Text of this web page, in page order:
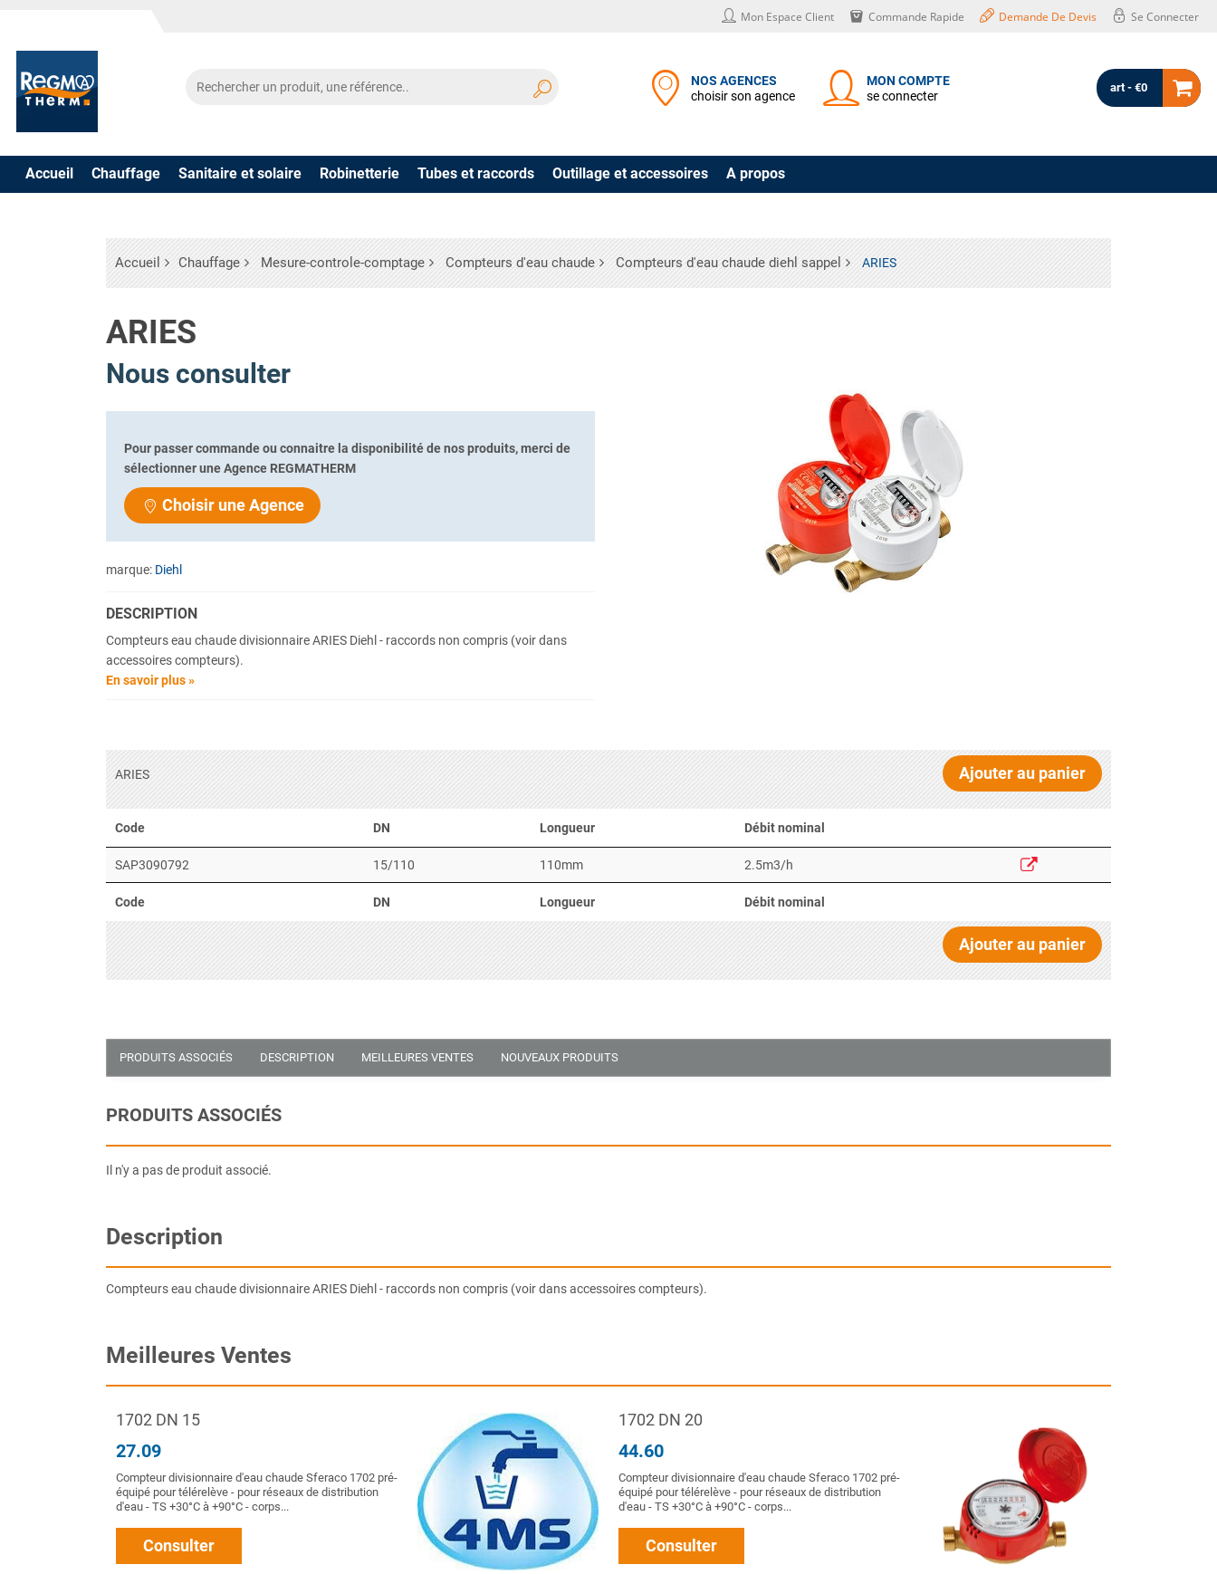
Mon Espace Client Commande Rapide Demande De Devis Se Connecter
NOS AGENCES
choisir son agence
MON COMPTE
se connecter
art - €0
Accueil Chauffage Sanitaire et solaire Robinetterie Tubes et raccords Outillage et accessoires A propos
Accueil Chauffage Mesure-controle-comptage Compteurs d'eau chaude Compteurs d'eau chaude diehl sappel ARIES
ARIES
Nous consulter
Pour passer commande ou connaitre la disponibilité de nos produits, merci de
sélectionner une Agence REGMATHERM
Choisir une Agence
marque: Diehl
DESCRIPTION
Compteurs eau chaude divisionnaire ARIES Diehl - raccords non compris (voir dans
accessoires compteurs).
En savoir plus »
ARIES Ajouter au panier
Code DN Longueur Débit nominal
Code DN Longueur Débit nominal
SAP3090792 15/110 110mm 2.5m3/h
Ajouter au panier
PRODUITS ASSOCIÉS DESCRIPTION MEILLEURES VENTES NOUVEAUX PRODUITS
PRODUITS ASSOCIÉS
Il n'y a pas de produit associé.
Description
Compteurs eau chaude divisionnaire ARIES Diehl - raccords non compris (voir dans accessoires compteurs).
Meilleures Ventes
1702 DN 15
27.09
Compteur divisionnaire d'eau chaude Sferaco 1702 pré-
équipé pour télérelève - pour réseaux de distribution
d'eau - TS +30°C à +90°C - corps...
Consulter
1702 DN 20
44.60
Compteur divisionnaire d'eau chaude Sferaco 1702 pré-
équipé pour télérelève - pour réseaux de distribution
d'eau - TS +30°C à +90°C - corps...
Consulter